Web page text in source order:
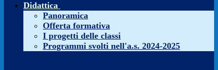
Didattica
Panoramica
Offerta formativa
I progetti delle classi
Programmi svolti nell'a.s. 2024-2025